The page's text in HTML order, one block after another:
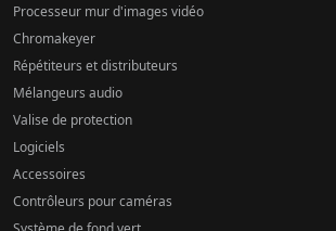
Processeur mur d'images vidéo
Chromakeyer
Répétiteurs et distributeurs
Mélangeurs audio
Valise de protection
Logiciels
Accessoires
Contrôleurs pour caméras